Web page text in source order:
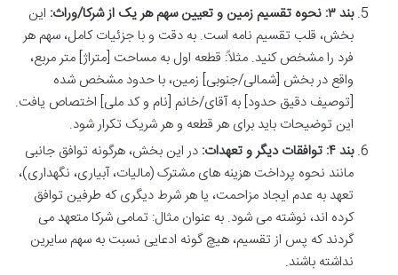
بند ۳: نحوه تقسیم زمین و تعیین سهم هر یک از شرکا/وراث:
این
بخش، قلب تقسیم نامه است. به دقت و با جزئیات کامل، سهم هر
فرد را مشخص کنید. مثلاً: قطعه اول به مساحت [متراژ] متر مربع،
واقع در بخش [شمالی/جنوبی] زمین، با حدود مشخص شده
[توصیف دقیق حدود] به آقای/خانم [نام و کد ملی] اختصاص یافت.
این توضیحات باید برای هر قطعه و هر شریک تکرار شود.
بند ۴: توافقات دیگر و تعهدات:
در این بخش، هرگونه توافق جانبی
مانند نحوه پرداخت هزینه های مشترک (مالیات، آبیاری، نگهداری)،
تعهد به عدم ایجاد مزاحمت، یا هر شرط دیگری که طرفین توافق
کرده اند، نوشته می شود. به عنوان مثال: تمامی شرکا متعهد می
گردند که پس از تقسیم، هیچ گونه ادعایی نسبت به سهم سایرین
نداشته باشند.